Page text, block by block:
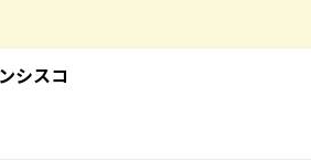
シスコ